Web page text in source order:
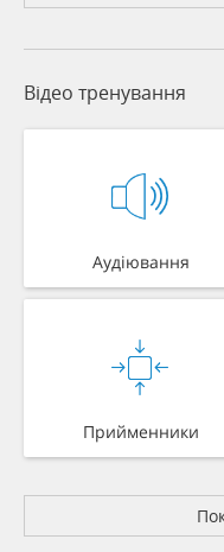
Відео тренування
Аудіювання
Прийменники